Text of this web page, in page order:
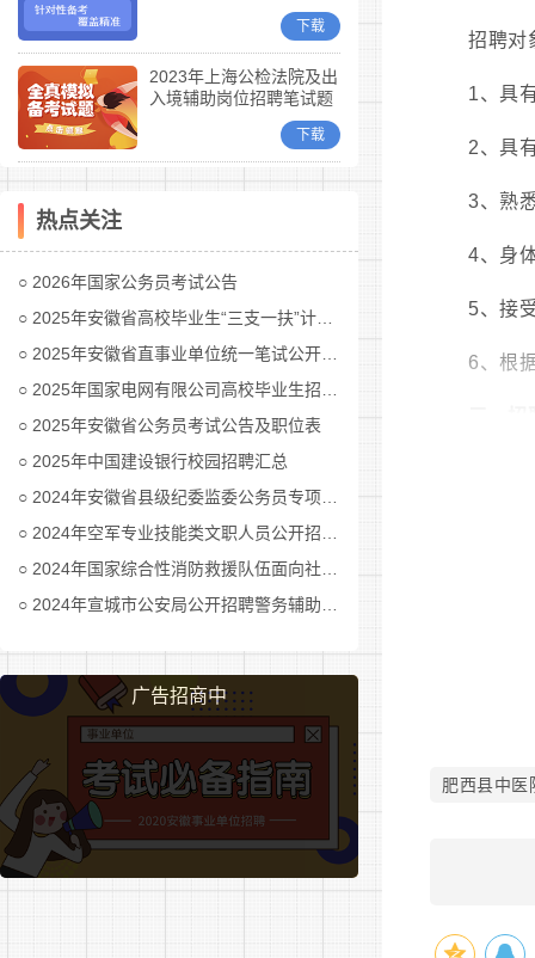
下载
2023年上海公检法院及出
入境辅助岗位招聘笔试题
下载
热点关注
2026年国家公务员考试公告
2025年安徽省高校毕业生“三支一扶”计划招募公告
2025年安徽省直事业单位统一笔试公开招聘工作人员公告
2025年国家电网有限公司高校毕业生招聘公告(第二批)汇总
2025年安徽省公务员考试公告及职位表
2025年中国建设银行校园招聘汇总
2024年安徽省县级纪委监委公务员专项招考公告及职位表汇总
2024年空军专业技能类文职人员公开招考公告
2024年国家综合性消防救援队伍面向社会招录消防员公告
2024年宣城市公安局公开招聘警务辅助人员公告
广告招商中
招聘对
1、具
2、具
3、熟
4、身
5、接
6、根
五、报
肥西县中医